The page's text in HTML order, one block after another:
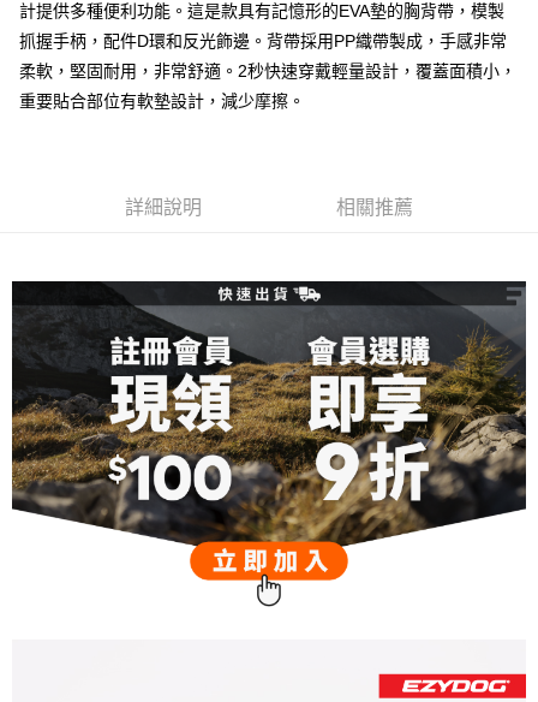
7-11取貨付款
宅配
每筆NT$100，滿NT$899(含以上)免運費
計提供多種便利功能。這是款具有記憶形的EVA墊的胸背帶，模製
抓握手柄，配件D環和反光飾邊。背帶採用PP織帶製成，手感非常
柔軟，堅固耐用，非常舒適。2秒快速穿戴輕量設計，覆蓋面積小，
重要貼合部位有軟墊設計，減少摩擦。
詳細說明 相關推薦